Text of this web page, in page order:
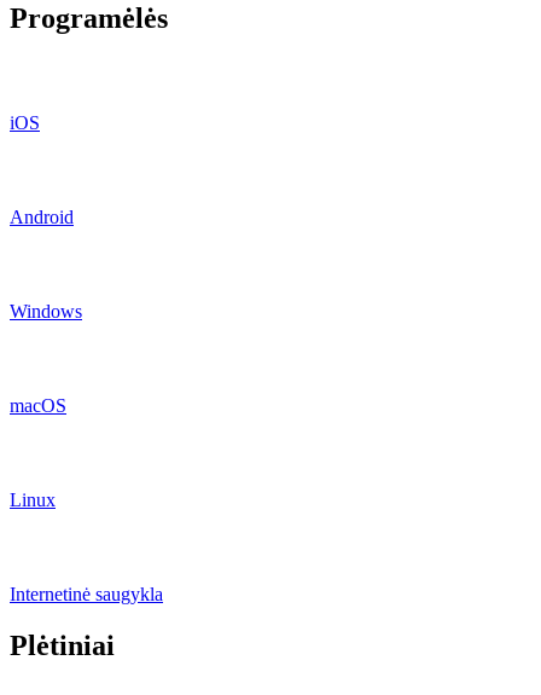
Programėlės
iOS
Android
Windows
macOS
Linux
Internetinė saugykla
Plėtiniai